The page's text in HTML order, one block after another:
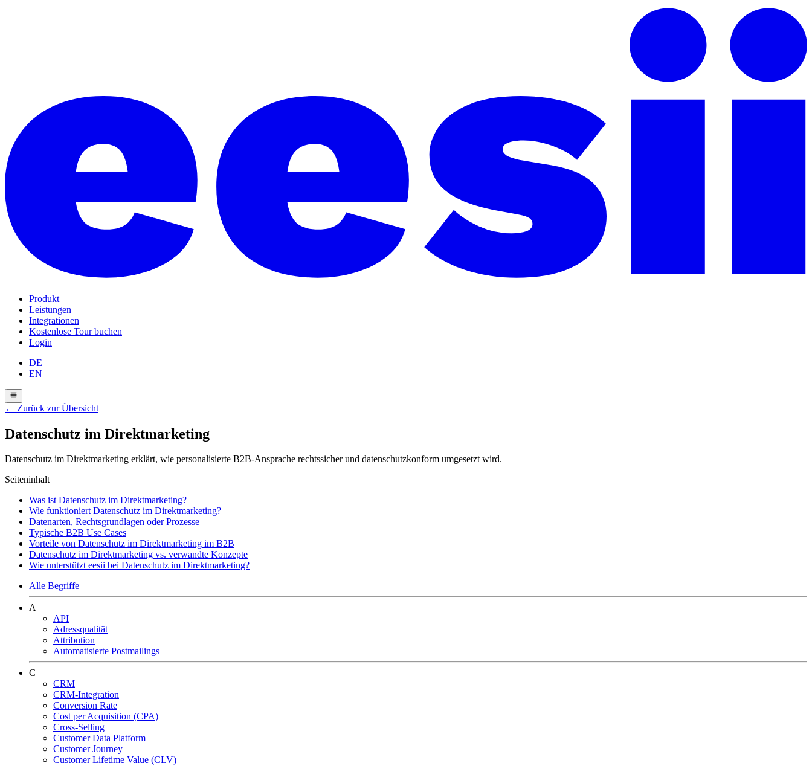
Produkt
Leistungen
Integrationen
Kostenlose Tour buchen
Login
DE
EN
← Zurück zur Übersicht
Datenschutz im Direktmarketing
Datenschutz im Direktmarketing erklärt, wie personalisierte B2B-Ansprache rechtssicher und datenschutzkonform umgesetzt wird.
Seiteninhalt
Was ist Datenschutz im Direktmarketing?
Wie funktioniert Datenschutz im Direktmarketing?
Datenarten, Rechtsgrundlagen oder Prozesse
Typische B2B Use Cases
Vorteile von Datenschutz im Direktmarketing im B2B
Datenschutz im Direktmarketing vs. verwandte Konzepte
Wie unterstützt eesii bei Datenschutz im Direktmarketing?
Alle Begriffe
A
API
Adressqualität
Attribution
Automatisierte Postmailings
C
CRM
CRM-Integration
Conversion Rate
Cost per Acquisition (CPA)
Cross-Selling
Customer Data Platform
Customer Journey
Customer Lifetime Value (CLV)